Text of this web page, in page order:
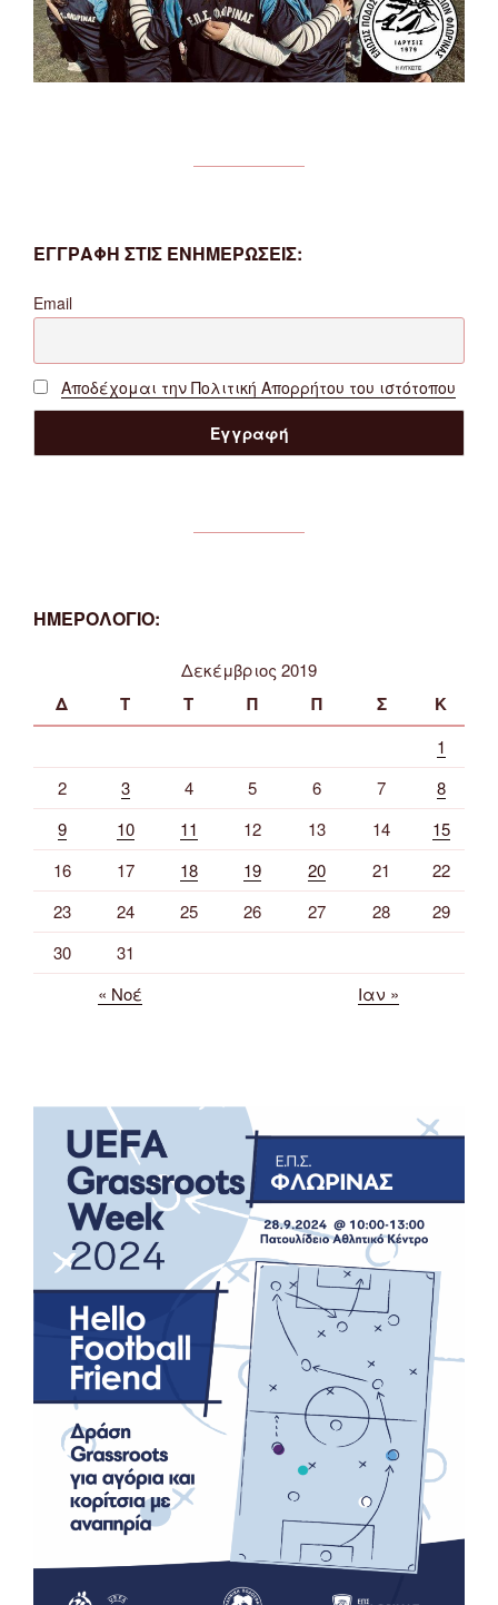
ΕΓΓΡΑΦΗ ΣΤΙΣ ΕΝΗΜΕΡΩΣΕΙΣ:
Email
Αποδέχομαι την Πολιτική Απορρήτου του ιστότοπου
ΗΜΕΡΟΛΟΓΙΟ:
Δεκέμβριος 2019
Δ Τ Τ Π Π Σ Κ
1
2
3 4 5 6 7
8
9
10 11 12 13 14
15
16
17 18 19 20 21
22
23
24 25 26 27 28
29
30
31
« Νοέ
Ιαν »